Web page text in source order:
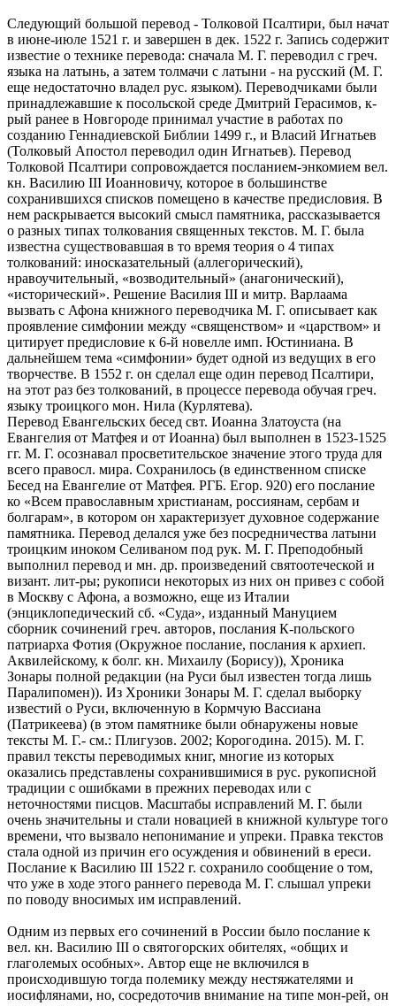
Следующий большой перевод - Толковой Псалтири, был начат
в июне-июле 1521 г. и завершен в дек. 1522 г. Запись содержит
известие о технике перевода: сначала М. Г. переводил с греч.
языка на латынь, а затем толмачи с латыни - на русский (М. Г.
еще недостаточно владел рус. языком). Переводчиками были
принадлежавшие к посольской среде Дмитрий Герасимов, к-
рый ранее в Новгороде принимал участие в работах по
созданию Геннадиевской Библии 1499 г., и Власий Игнатьев
(Толковый Апостол переводил один Игнатьев). Перевод
Толковой Псалтири сопровождается посланием-энкомием вел.
кн. Василию III Иоанновичу, которое в большинстве
сохранившихся списков помещено в качестве предисловия. В
нем раскрывается высокий смысл памятника, рассказывается
о разных типах толкования священных текстов. М. Г. была
известна существовавшая в то время теория о 4 типах
толкований: иносказательный (аллегорический),
нравоучительный, «возводительный» (анагонический),
«исторический». Решение Василия III и митр. Варлаама
вызвать с Афона книжного переводчика М. Г. описывает как
проявление симфонии между «священством» и «царством» и
цитирует предисловие к 6-й новелле имп. Юстиниана. В
дальнейшем тема «симфонии» будет одной из ведущих в его
творчестве. В 1552 г. он сделал еще один перевод Псалтири,
на этот раз без толкований, в процессе перевода обучая греч.
языку троицкого мон. Нила (Курлятева).
Перевод Евангельских бесед свт. Иоанна Златоуста (на
Евангелия от Матфея и от Иоанна) был выполнен в 1523-1525
гг. М. Г. осознавал просветительское значение этого труда для
всего правосл. мира. Сохранилось (в единственном списке
Бесед на Евангелие от Матфея. РГБ. Егор. 920) его послание
ко «Всем православным христианам, россиянам, сербам и
болгарам», в котором он характеризует духовное содержание
памятника. Перевод делался уже без посредничества латыни
троицким иноком Селиваном под рук. М. Г. Преподобный
выполнил перевод и мн. др. произведений святоотеческой и
визант. лит-ры; рукописи некоторых из них он привез с собой
в Москву с Афона, а возможно, еще из Италии
(энциклопедический сб. «Суда», изданный Мануцием
сборник сочинений греч. авторов, послания К-польского
патриарха Фотия (Окружное послание, послания к архиеп.
Аквилейскому, к болг. кн. Михаилу (Борису)), Хроника
Зонары полной редакции (на Руси был известен тогда лишь
Паралипомен)). Из Хроники Зонары М. Г. сделал выборку
известий о Руси, включенную в Кормчую Вассиана
(Патрикеева) (в этом памятнике были обнаружены новые
тексты М. Г.- см.: Плигузов. 2002; Корогодина. 2015). М. Г.
правил тексты переводимых книг, многие из которых
оказались представлены сохранившимися в рус. рукописной
традиции с ошибками в прежних переводах или с
неточностями писцов. Масштабы исправлений М. Г. были
очень значительны и стали новацией в книжной культуре того
времени, что вызвало непонимание и упреки. Правка текстов
стала одной из причин его осуждения и обвинений в ереси.
Послание к Василию III 1522 г. сохранило сообщение о том,
что уже в ходе этого раннего перевода М. Г. слышал упреки
по поводу вносимых им исправлений.
Одним из первых его сочинений в России было послание к
вел. кн. Василию III о святогорских обителях, «общих и
глаголемых особных». Автор еще не включился в
происходившую тогда полемику между нестяжателями и
иосифлянами, но, сосредоточив внимание на типе мон-рей, он